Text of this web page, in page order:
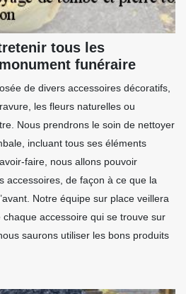
tous les
funéraire
de divers accessoires décoratifs,
les fleurs naturelles ou
Nous prendrons le soin de nettoyer
incluant tous ses éléments
faire, nous allons pouvoir
accessoires, de façon à ce que la
Notre équipe sur place veillera
accessoire qui se trouve sur
saurons utiliser les bons produits